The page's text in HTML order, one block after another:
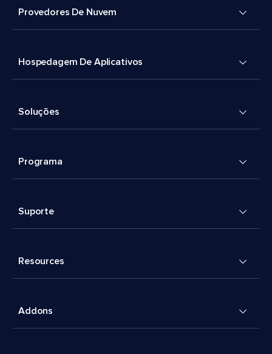
Provedores De Nuvem
Hospedagem De Aplicativos
Soluções
Programa
Suporte
Resources
Addons